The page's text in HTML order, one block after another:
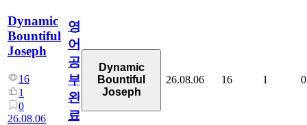
Dynamic
Bountiful
Joseph
16
1
0
26.08.06
영
어
공
부
완
료
Dynamic
Bountiful
Joseph
26.08.06 16 1 0